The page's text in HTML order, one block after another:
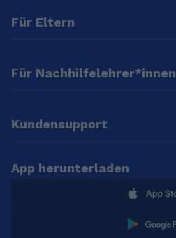
Für Eltern
Für Nachhilfelehrer*innen
Kundensupport
App herunterladen